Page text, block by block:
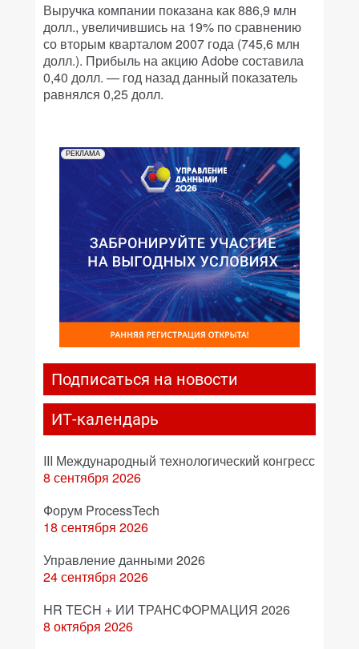
Выручка компании показана как 886,9 млн
долл., увеличившись на 19% по сравнению
со вторым кварталом 2007 года (745,6 млн
долл.). Прибыль на акцию Adobe составила
0,40 долл. — год назад данный показатель
равнялся 0,25 долл.
РЕКЛАМА
Подписаться на новости
ИТ-календарь
III Международный технологический конгресс
8 сентября 2026
Форум ProcessTech
18 сентября 2026
Управление данными 2026
24 сентября 2026
HR TECH + ИИ ТРАНСФОРМАЦИЯ 2026
8 октября 2026